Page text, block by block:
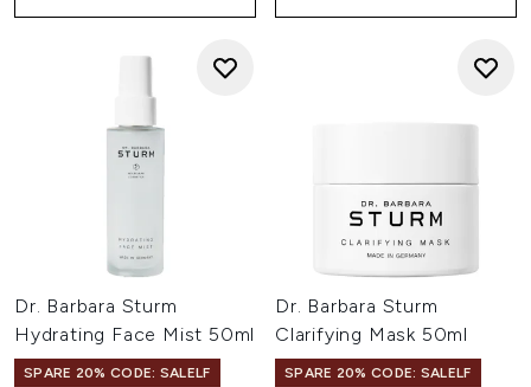
Dr. Barbara Sturm
Hydrating Face Mist 50ml
SPARE 20% CODE: SALELF
Dr. Barbara Sturm
Clarifying Mask 50ml
SPARE 20% CODE: SALELF